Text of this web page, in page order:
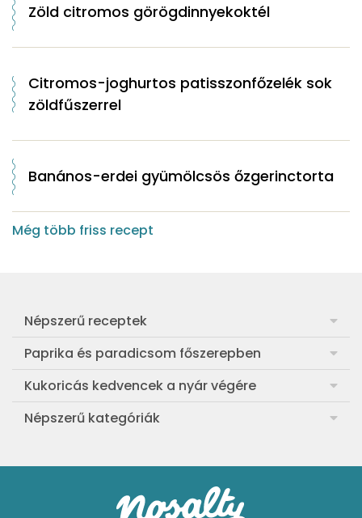
Zöld citromos görögdinnyekoktél
Citromos-joghurtos patisszonfőzelék sok
zöldfűszerrel
Banános-erdei gyümölcsös őzgerinctorta
Még több friss recept
Népszerű receptek
Frankfurti leves
Egyszerű muffin
Aranygaluska
Egyszerű krumplifőzelék
Klasszikus madártej
Paprika és paradicsom főszerepben
Pan con Tomate
Paradicsom és paprika eltevése télre
Paradicsomos húsgombóc
Paradicsomos flat tart leveles tésztából
Kukoricás kedvencek a nyár végére
Legfinomabb főtt kukorica
Bang bang kukorica
Szójás-vajas grillkukoricák
Népszerű kategóriák